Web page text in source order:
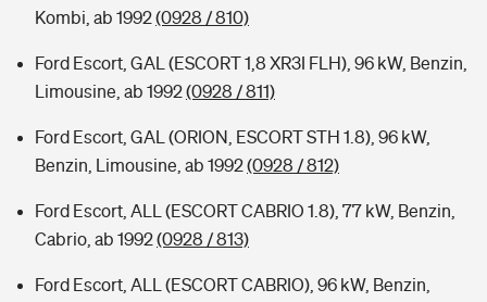
Kombi, ab 1992(0928 / 810)
Ford Escort, GAL (ESCORT 1,8 XR3I FLH), 96 kW, Benzin,
Limousine, ab 1992(0928 / 811)
Ford Escort, GAL (ORION, ESCORT STH 1.8), 96 kW,
Benzin, Limousine, ab 1992(0928 / 812)
Ford Escort, ALL (ESCORT CABRIO 1.8), 77 kW, Benzin,
Cabrio, ab 1992(0928 / 813)
Ford Escort, ALL (ESCORT CABRIO), 96 kW, Benzin,